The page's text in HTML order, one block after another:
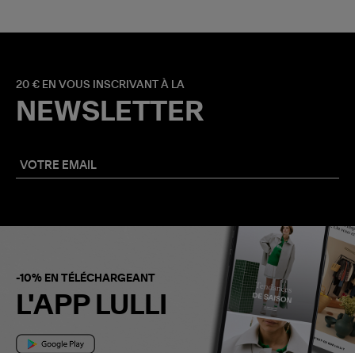
20 € EN VOUS INSCRIVANT À LA
NEWSLETTER
-10% EN TÉLÉCHARGEANT
L'APP LULLI